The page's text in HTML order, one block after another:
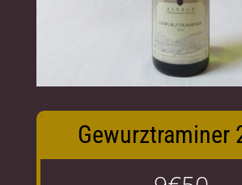
Gewurztraminer